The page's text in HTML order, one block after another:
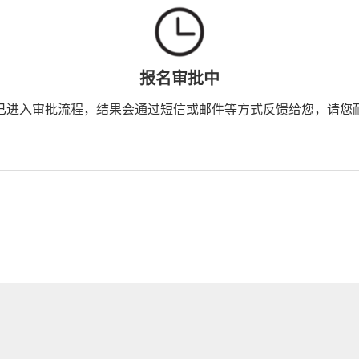
报名审批中
进入审批流程，结果会通过短信或邮件等方式反馈给您，请您